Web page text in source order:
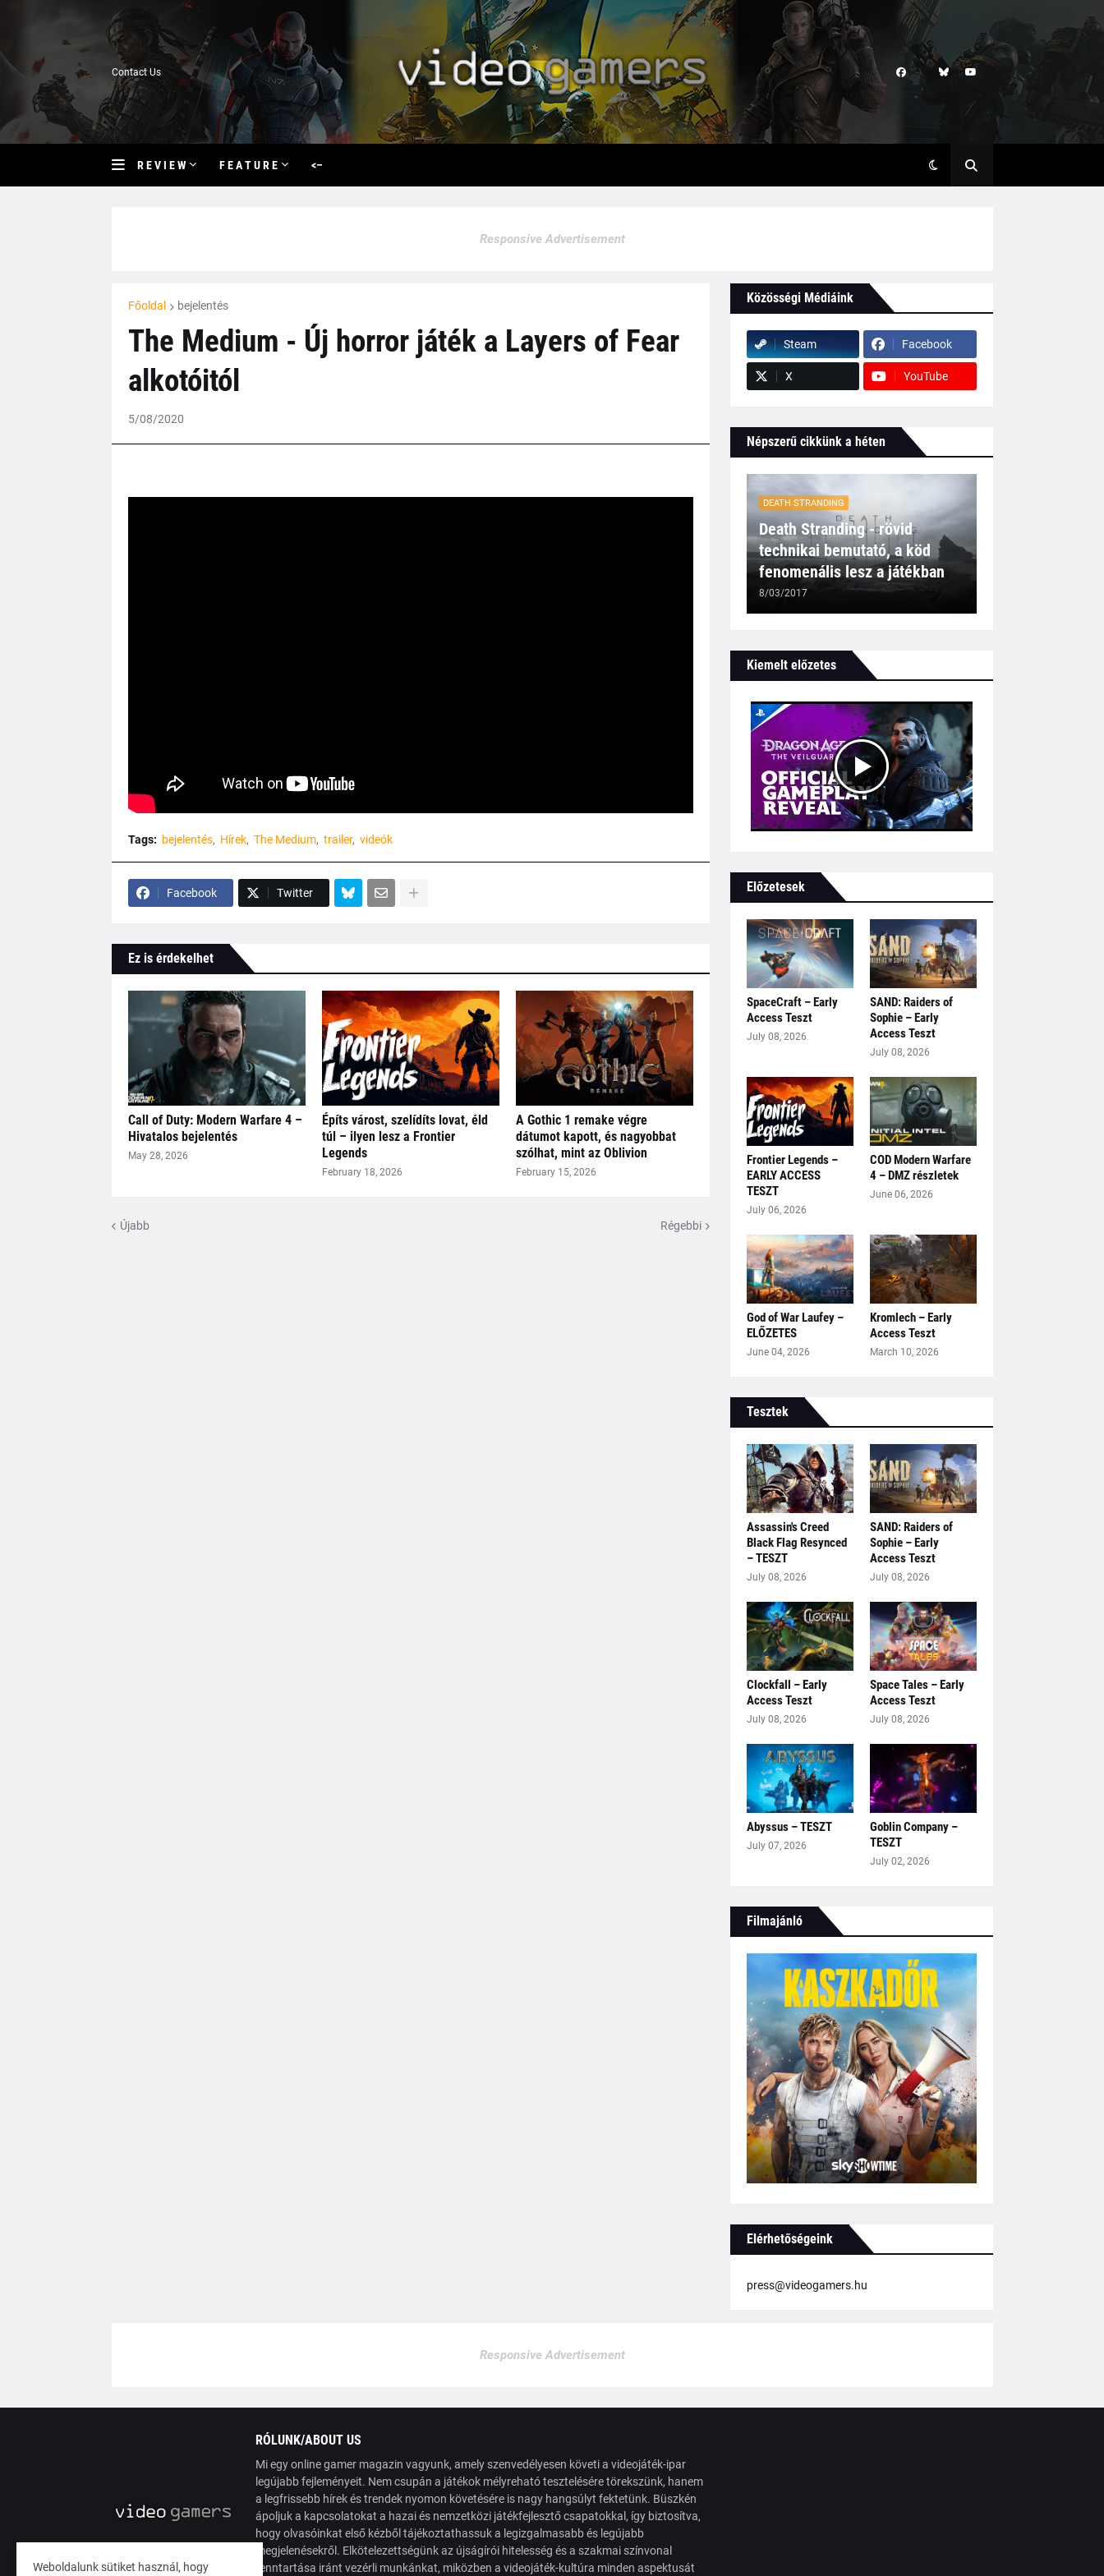
Contact Us
R E V I E W F E A T U R E <–
Responsive Advertisement
Főoldal bejelentés
The Medium - Új horror játék a Layers of Fear
alkotóitól
5/08/2020
Tags: bejelentés Hírek The Medium trailer videók
Facebook Twitter
Ez is érdekelhet
Call of Duty: Modern Warfare 4 –
Hivatalos bejelentés
May 28, 2026
Építs várost, szelídíts lovat, éld
túl – ilyen lesz a Frontier
Legends
February 18, 2026
A Gothic 1 remake végre
dátumot kapott, és nagyobbat
szólhat, mint az Oblivion
February 15, 2026
Újabb Régebbi
Közösségi Médiáink
Steam Facebook
X YouTube
Népszerű cikkünk a héten
DEATH STRANDING
Death Stranding - rövid
technikai bemutató, a köd
fenomenális lesz a játékban
8/03/2017
Kiemelt előzetes
Előzetesek
SpaceCraft – Early
Access Teszt
July 08, 2026
SAND: Raiders of
Sophie – Early
Access Teszt
July 08, 2026
Frontier Legends –
EARLY ACCESS
TESZT
July 06, 2026
COD Modern Warfare
4 – DMZ részletek
June 06, 2026
God of War Laufey –
ELŐZETES
June 04, 2026
Kromlech – Early
Access Teszt
March 10, 2026
Tesztek
Assassin's Creed
Black Flag Resynced
– TESZT
July 08, 2026
SAND: Raiders of
Sophie – Early
Access Teszt
July 08, 2026
Clockfall – Early
Access Teszt
July 08, 2026
Space Tales – Early
Access Teszt
July 08, 2026
Abyssus – TESZT
July 07, 2026
Goblin Company –
TESZT
July 02, 2026
Filmajánló
Elérhetőségeink
press@videogamers.hu
Responsive Advertisement
RÓLUNK/ABOUT US
Mi egy online gamer magazin vagyunk, amely szenvedélyesen követi a videojáték-ipar
legújabb fejleményeit. Nem csupán a játékok mélyreható tesztelésére törekszünk, hanem
a legfrissebb hírek és trendek nyomon követésére is nagy hangsúlyt fektetünk. Büszkén
ápoljuk a kapcsolatokat a hazai és nemzetközi játékfejlesztő csapatokkal, így biztosítva,
hogy olvasóinkat első kézből tájékoztathassuk a legizgalmasabb és legújabb
megjelenésekről. Elkötelezettségünk az újságírói hitelesség és a szakmai színvonal
fenntartása iránt vezérli munkánkat, miközben a videojáték-kultúra minden aspektusát
Weboldalunk sütiket használ, hogy